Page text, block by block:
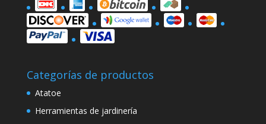
Categorías de productos
Atatoe
Herramientas de jardinería